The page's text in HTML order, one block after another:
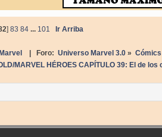
]83 84 ... 101 Ir Arriba
| Foro: Universo Marvel 3.0» Cómics
MARVEL HÉROES CAPÍTULO 39: El de